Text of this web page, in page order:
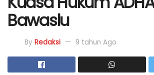
Bawaslu
By Redaksi 9 tahun Ago